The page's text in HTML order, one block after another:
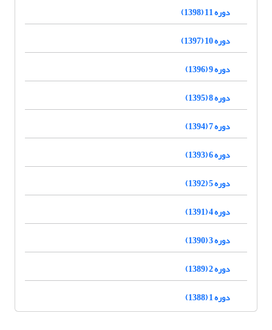
دوره 11 (1398)
دوره 10 (1397)
دوره 9 (1396)
دوره 8 (1395)
دوره 7 (1394)
دوره 6 (1393)
دوره 5 (1392)
دوره 4 (1391)
دوره 3 (1390)
دوره 2 (1389)
دوره 1 (1388)